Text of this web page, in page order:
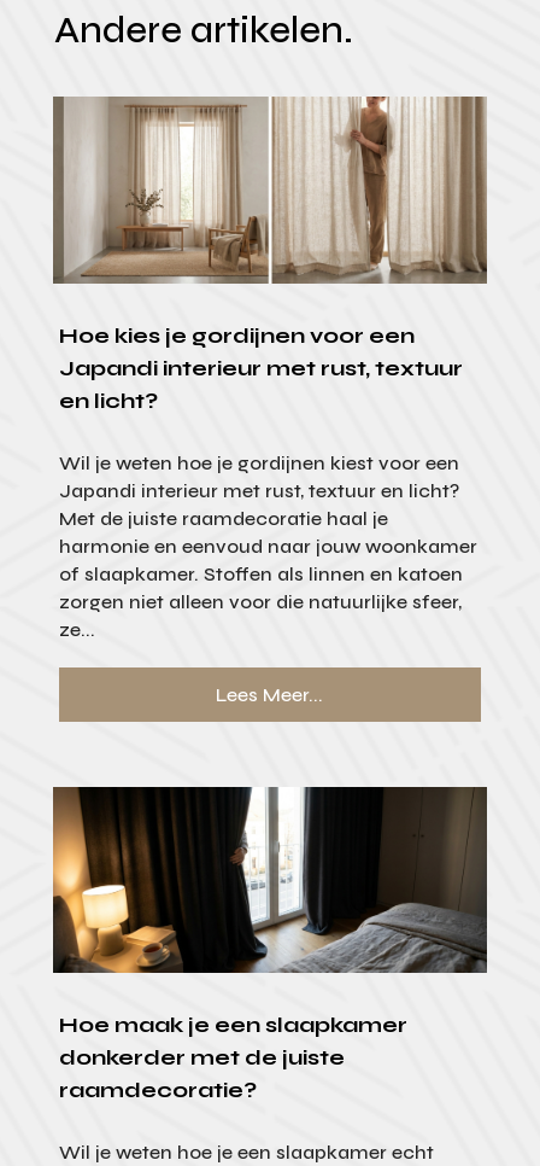
Andere artikelen.
Hoe kies je gordijnen voor een
Japandi interieur met rust, textuur
en licht?
Wil je weten hoe je gordijnen kiest voor een
Japandi interieur met rust, textuur en licht?
Met de juiste raamdecoratie haal je
harmonie en eenvoud naar jouw woonkamer
of slaapkamer. Stoffen als linnen en katoen
zorgen niet alleen voor die natuurlijke sfeer,
ze...
Lees Meer...
Hoe maak je een slaapkamer
donkerder met de juiste
raamdecoratie?
Wil je weten hoe je een slaapkamer echt